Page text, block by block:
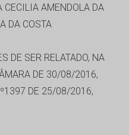
CECILIA AMENDOLA DA
DA COSTA
DE SER RELATADO, NA
DE 30/08/2016,
DE 25/08/2016,